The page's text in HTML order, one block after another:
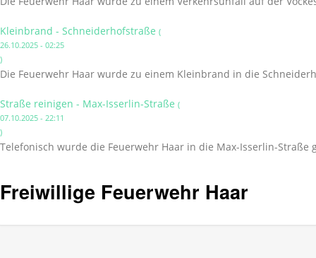
Kleinbrand - Schneiderhofstraße (
26.10.2025 - 02:25
)
Die Feuerwehr Haar wurde zu einem Kleinbrand in die
Straße reinigen - Max-Isserlin-Straße (
07.10.2025 - 22:11
)
Telefonisch wurde die Feuerwehr Haar in die Max-Isserlin-Straße
Freiwillige Feuerwehr Haar